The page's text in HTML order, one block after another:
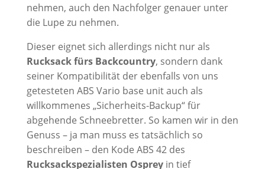
nehmen, auch den Nachfolger genauer unter
die Lupe zu nehmen.
Dieser eignet sich allerdings nicht nur als
Rucksack fürs Backcountry, sondern dank
seiner Kompatibilität der ebenfalls von uns
getesteten ABS Vario base unit auch als
willkommenes „Sicherheits-Backup“ für
abgehende Schneebretter. So kamen wir in den
Genuss – ja man muss es tatsächlich so
beschreiben – den Kode ABS 42 des
Rucksackspezialisten Ospreyin tief